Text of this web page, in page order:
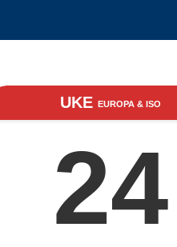
UKE EUROPA & ISO
24